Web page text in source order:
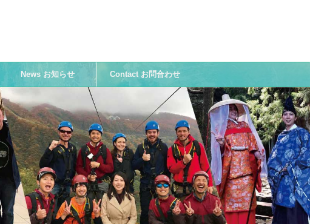
News お知らせ Contact お問合わせ